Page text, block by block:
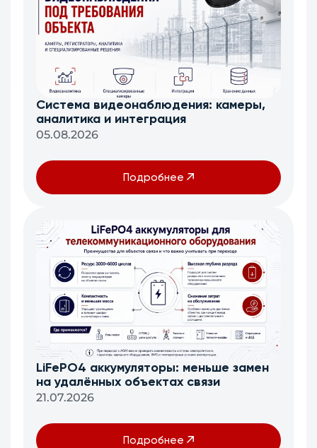
Система видеонаблюдения: камеры,
аналитика и интеграция
05.08.2026
Подробнее
LiFePO4 аккумуляторы: меньше замен
на удалённых объектах связи
21.07.2026
Подробнее